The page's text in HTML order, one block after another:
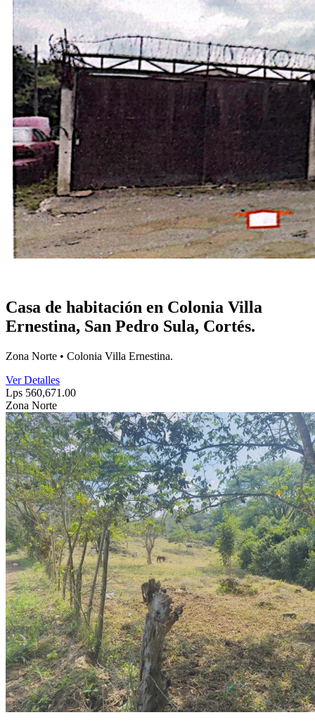
Casa de habitación en Colonia Villa
Ernestina, San Pedro Sula, Cortés.
Zona Norte • Colonia Villa Ernestina.
Ver Detalles
Lps 560,671.00
Zona Norte